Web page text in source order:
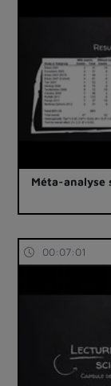
Méta-analyse
00:07:01